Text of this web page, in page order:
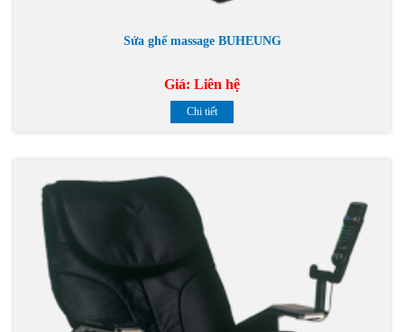
Sửa ghế massage BUHEUNG
Giá: Liên hệ
Chi tiết